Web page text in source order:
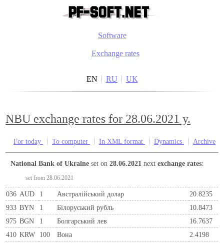
Software
Exchange rates
EN RU UK
NBU exchange rates for 28.06.2021 y.
For today To computer In XML format Dynamics Archive
National Bank of Ukraine set on28.06.2021 nextexchange rates:
set from 28.06.2021
036 AUD 1 Австралійський долар
20.8235
933 BYN 1 Бiлоруський рубль
10.8473
975 BGN 1 Болгарський лев
16.7637
410 KRW 100 Вона
2.4198